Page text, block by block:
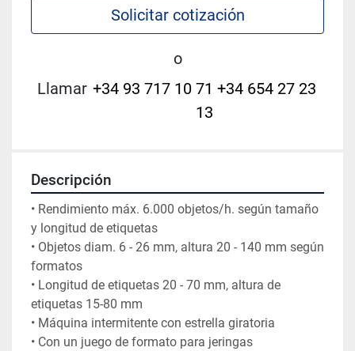
Solicitar cotización
o
Llamar +34 93 717 10 71 +34 654 27 23
13
Descripción
• Rendimiento máx. 6.000 objetos/h. según tamaño
y longitud de etiquetas
• Objetos diam. 6 - 26 mm, altura 20 - 140 mm según
formatos
• Longitud de etiquetas 20 - 70 mm, altura de
etiquetas 15-80 mm
• Máquina intermitente con estrella giratoria
• Con un juego de formato para jeringas